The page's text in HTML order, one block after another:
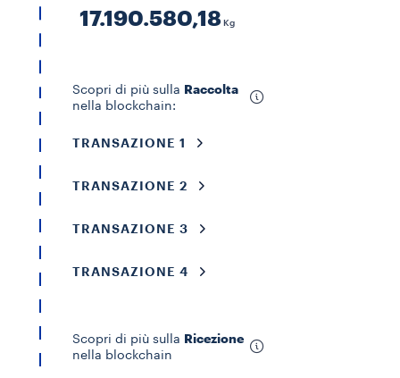
17.190.580,18 Kg
Scopri di più sulla Raccolta
nella blockchain:
TRANSAZIONE 1
TRANSAZIONE 2
TRANSAZIONE 3
TRANSAZIONE 4
Scopri di più sulla Ricezione
nella blockchain